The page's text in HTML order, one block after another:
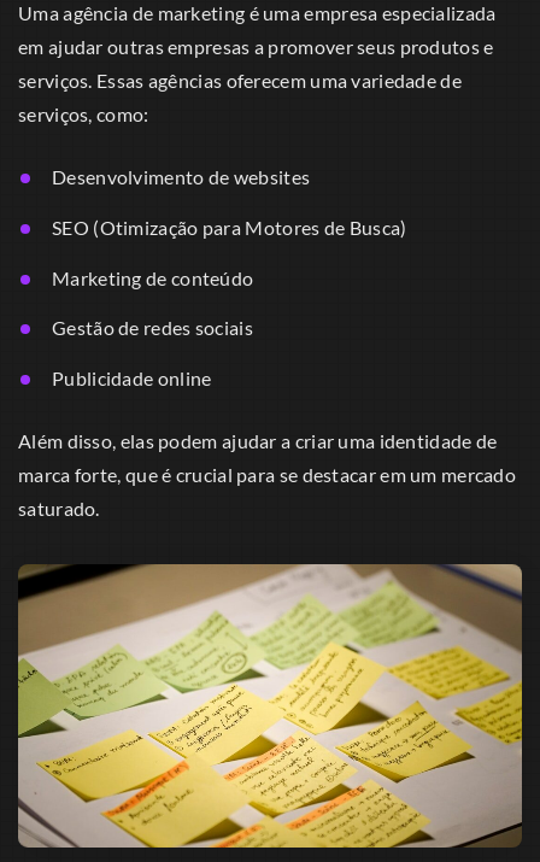
Uma agência de marketing é uma empresa especializada
em ajudar outras empresas a promover seus produtos e
serviços. Essas agências oferecem uma variedade de
serviços, como:
Desenvolvimento de websites
SEO (Otimização para Motores de Busca)
Marketing de conteúdo
Gestão de redes sociais
Publicidade online
Além disso, elas podem ajudar a criar uma identidade de
marca forte, que é crucial para se destacar em um mercado
saturado.